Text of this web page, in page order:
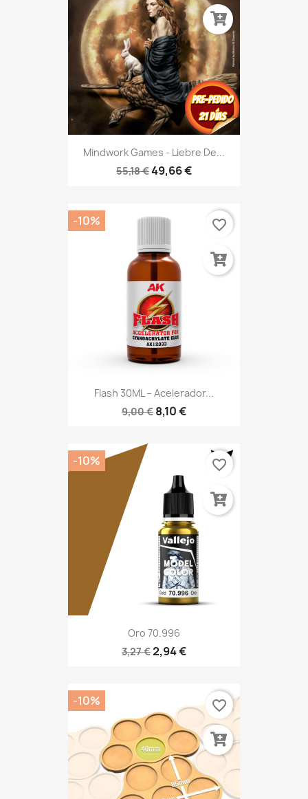
Mindwork Games - Liebre De...
55,18 €49,66 €
Flash 30ML – Acelerador...
9,00 € 8,10 €
-10% favorite_border
Oro 70.996
3,27 €2,94 €
-10% favorite_border
-10% favorite_border